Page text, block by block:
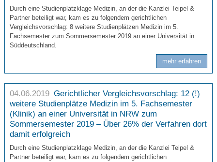
Durch eine Studienplatzklage Medizin, an der die Kanzlei Teipel &
Partner beteiligt war, kam es zu folgendem gerichtlichen
Vergleichsvorschlag: 8 weitere Studienplätzen Medizin im 5.
Fachsemester zum Sommersemester 2019 an einer Universität in
Süddeutschland.
mehr erfahren
04.06.2019 Gerichtlicher Vergleichsvorschlag: 12 (!)
weitere Studienplätze Medizin im 5. Fachsemester
(Klinik) an einer Universität in NRW zum
Sommersemester 2019 – Über 26% der Verfahren dort
damit erfolgreich
Durch eine Studienplatzklage Medizin, an der die Kanzlei Teipel &
Partner beteiligt war, kam es zu folgendem gerichtlichen